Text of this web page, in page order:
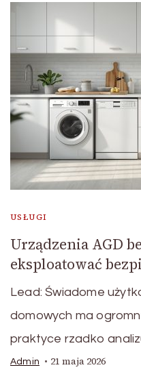
USŁUGI
Urządzenia AGD
eksploatować
Lead: Świadome
domowych ma
praktyce rzadko
Admin 21 maja 2026